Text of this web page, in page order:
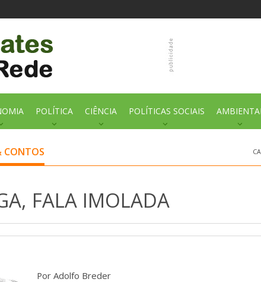
POLÍTICA CIÊNCIA POLÍTICAS SOCIAIS
CONTOS
FALA IMOLADA
Por Adolfo Breder